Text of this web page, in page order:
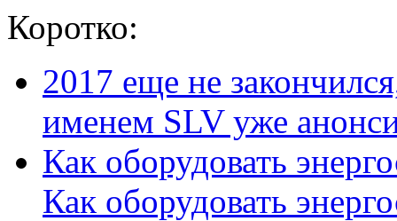
Коротко:
2017 еще не
именем SLV уже
Как оборудовать
Как оборудовать